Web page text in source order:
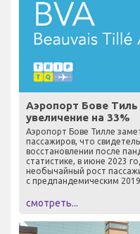
Аэропорт Бове
увеличение на 33%
Аэропорт Бове Тилле
пассажиров, что
восстановлении после
статистике, в июне 2023
необычайный рост
с предпандемическим
смотреть...